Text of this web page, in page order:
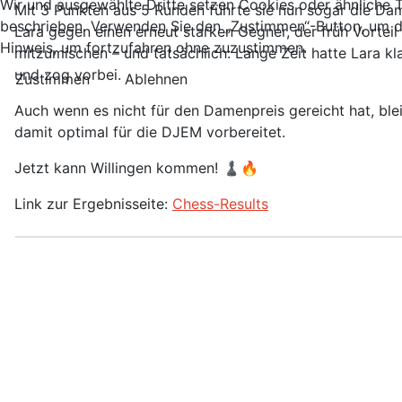
Mit 3 Punkten aus 5 Runden führte sie nun sogar die
Lara gegen einen erneut starken Gegner, der früh
mitzumischen – und tatsächlich: Lange Zeit hatte Lara
und zog vorbei.
Auch wenn es nicht für den Damenpreis gereicht hat,
damit optimal für die DJEM vorbereitet.
Jetzt kann Willingen kommen! ♟️🔥
Link zur Ergebnisseite: Chess-Results
Wir und ausgewählte Dritte setzen Cookies oder
beschrieben. Verwenden Sie den „Zustimmen“-Button,
Hinweis, um fortzufahren ohne zuzustimmen.
Zustimmen
Ablehnen